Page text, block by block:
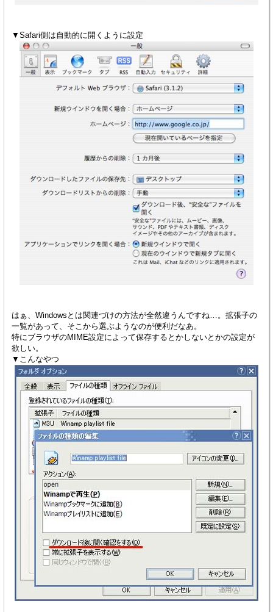
▼Safari側は自動的に開くように設定
はぁ、Windowsとは関連づけの方法が全然違うんですね…。拡張子の
一覧があって、そこから選ぶようなのが便利だなあ。
特にブラウザのMIME設定によって保存するとかしないとかの設定が
欲しい。
▼こんなやつ